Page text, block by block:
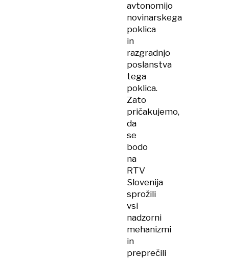
avtonomijo
novinarskega
poklica
in
razgradnjo
poslanstva
tega
poklica.
Zato
pričakujemo,
da
se
bodo
na
RTV
Slovenija
sprožili
vsi
nadzorni
mehanizmi
in
preprečili